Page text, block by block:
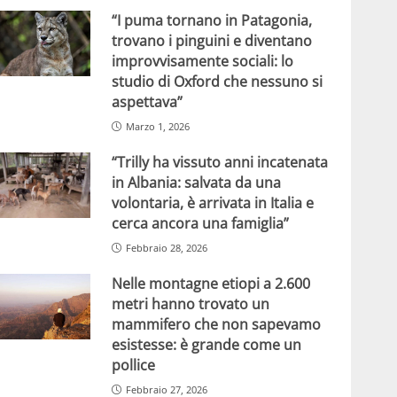
“I puma tornano in Patagonia,
trovano i pinguini e diventano
improvvisamente sociali: lo
studio di Oxford che nessuno si
aspettava”
Marzo 1, 2026
“Trilly ha vissuto anni incatenata
in Albania: salvata da una
volontaria, è arrivata in Italia e
cerca ancora una famiglia”
Febbraio 28, 2026
Nelle montagne etiopi a 2.600
metri hanno trovato un
mammifero che non sapevamo
esistesse: è grande come un
pollice
Febbraio 27, 2026